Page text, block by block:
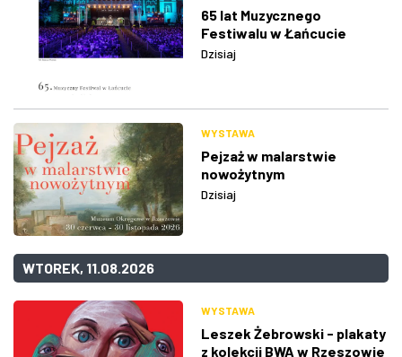
65 lat Muzycznego
Festiwalu w Łańcucie
Dzisiaj
WYSTAWA
Pejzaż w malarstwie
nowożytnym
Dzisiaj
WTOREK, 11.08.2026
WYSTAWA
Leszek Żebrowski - plakaty
z kolekcji BWA w Rzeszowie